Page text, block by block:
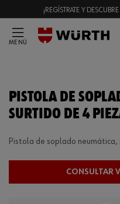
¡REGÍSTRATE Y
MENÚ
PISTOLA DE
SURTIDO DE 4
Pistola de soplado
CONSULTAR